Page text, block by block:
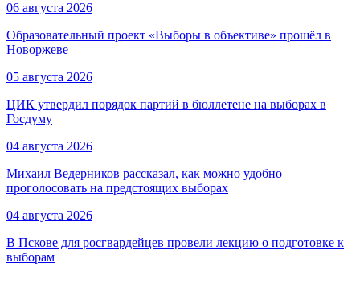
06 августа 2026
Образовательный проект «Выборы в объективе» прошёл в
Новоржеве
05 августа 2026
ЦИК утвердил порядок партий в бюллетене на выборах в
Госдуму
04 августа 2026
Михаил Ведерников рассказал, как можно удобно
проголосовать на предстоящих выборах
04 августа 2026
В Пскове для росгвардейцев провели лекцию о подготовке к
выборам